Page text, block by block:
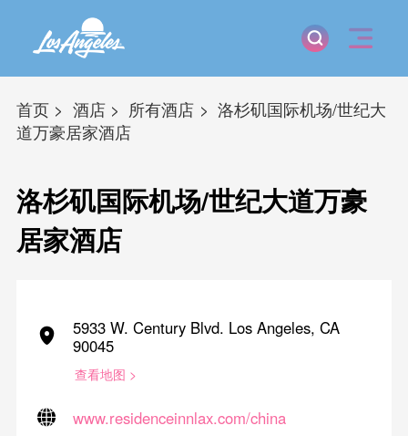
首页 酒店 所有酒店
洛杉矶国际机场/世纪大
道万豪居家酒店
洛杉矶国际机场/世纪大道万豪
居家酒店
5933 W. Century Blvd. Los Angeles, CA
90045
查看地图 >
www.residenceinnlax.com/china